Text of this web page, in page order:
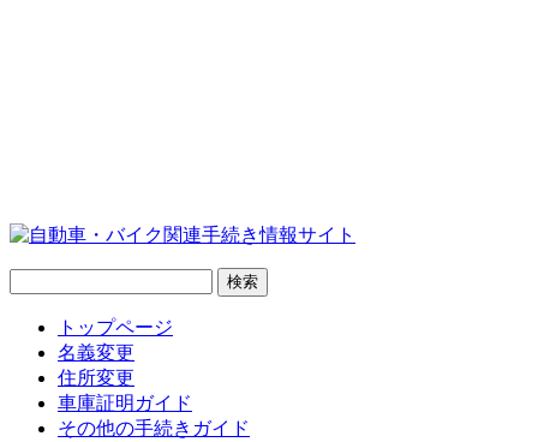
トップページ
名義変更
住所変更
車庫証明ガイド
その他の手続きガイド